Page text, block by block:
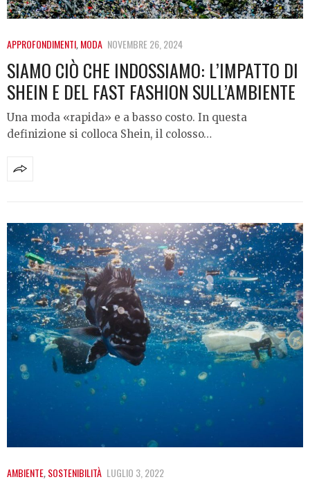
APPROFONDIMENTI,MODA NOVEMBRE 26, 2024
SIAMO CIÒ CHE INDOSSIAMO: L’IMPATTO DI
SHEIN E DEL FAST FASHION SULL’AMBIENTE
Una moda «rapida» e a basso costo. In questa
definizione si colloca Shein, il colosso…
AMBIENTE,SOSTENIBILITÀ LUGLIO 3, 2022